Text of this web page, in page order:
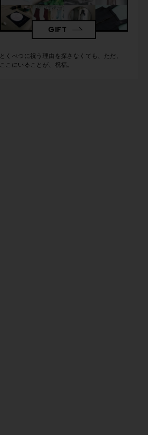
GIFT
とくべつに祝う理由を探さなくても、ただ、
ここにいることが、祝福。